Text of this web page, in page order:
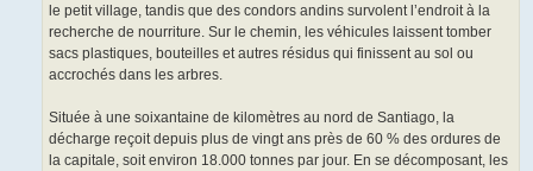
le petit village, tandis que des condors andins survolent l’endroit à la
recherche de nourriture. Sur le chemin, les véhicules laissent tomber
sacs plastiques, bouteilles et autres résidus qui finissent au sol ou
accrochés dans les arbres.
Située à une soixantaine de kilomètres au nord de Santiago, la
décharge reçoit depuis plus de vingt ans près de 60 % des ordures de
la capitale, soit environ 18.000 tonnes par jour. En se décomposant, les